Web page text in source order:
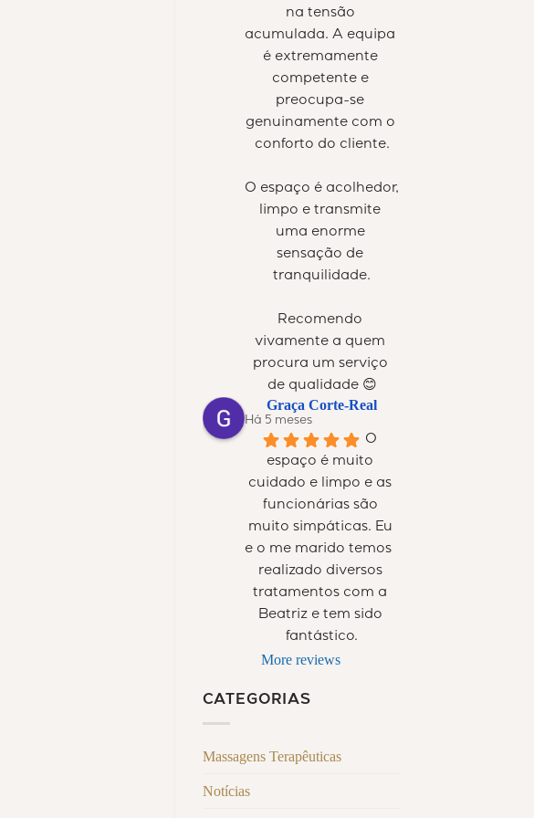
na tensão
acumulada. A equipa
é extremamente
competente e
preocupa-se
genuinamente com o
conforto do cliente.
O espaço é acolhedor,
limpo e transmite
uma enorme
sensação de
tranquilidade.
Recomendo
vivamente a quem
procura um serviço
de qualidade 😊
Graça Corte-Real
Há 5 meses
O
espaço é muito
cuidado e limpo e as
funcionárias são
muito simpáticas. Eu
e o me marido temos
realizado diversos
tratamentos com a
Beatriz e tem sido
fantástico.
More reviews
CATEGORIAS
Massagens Terapêuticas
Notícias